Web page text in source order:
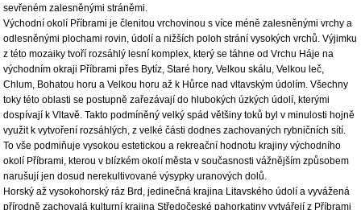
sevřeném zalesněnými stráněmi.
Východní okolí Příbrami je členitou vrchovinou s více méně zalesněnými vrchy a
odlesněnými plochami rovin, údolí a nižších poloh strání vysokých vrchů. Výjimku
z této mozaiky tvoří rozsáhlý lesní komplex, který se táhne od Vrchu Háje na
východním okraji Příbrami přes Bytíz, Staré hory, Velkou skálu, Velkou leč,
Chlum, Bohatou horu a Velkou horu až k Hůrce nad vltavským údolím. Všechny
toky této oblasti se postupně zařezávají do hlubokých úzkých údolí, kterými
dospívají k Vltavě. Takto podmíněný velký spád většiny toků byl v minulosti hojně
využit k vytvoření rozsáhlých, z velké části dodnes zachovaných rybničních sítí.
To vše podmiňuje vysokou estetickou a rekreační hodnotu krajiny východního
okolí Příbrami, kterou v blízkém okolí města v současnosti vážnějším způsobem
narušují jen dosud nerekultivované výsypky uranových dolů.
Horský až vysokohorský ráz Brd, jedinečná krajina Litavského údolí a vyvážená
přírodně zachovalá kulturní krajina Středočeské pahorkatiny vytvářejí z Příbrami